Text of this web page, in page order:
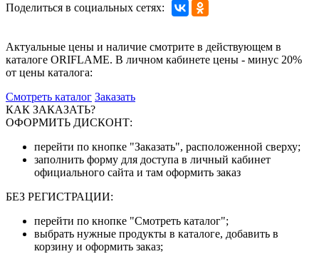
Поделиться в социальных сетях:
Актуальные цены и наличие смотрите в действующем в
каталоге ORIFLAME. В личном кабинете цены - минус 20%
от цены каталога:
Смотреть каталог Заказать
КАК ЗАКАЗАТЬ?
ОФОРМИТЬ ДИСКОНТ:
перейти по кнопке "Заказать", расположенной сверху;
заполнить форму для доступа в личный кабинет
официального сайта и там оформить заказ
БЕЗ РЕГИСТРАЦИИ:
перейти по кнопке "Смотреть каталог";
выбрать нужные продукты в каталоге, добавить в
корзину и оформить заказ;